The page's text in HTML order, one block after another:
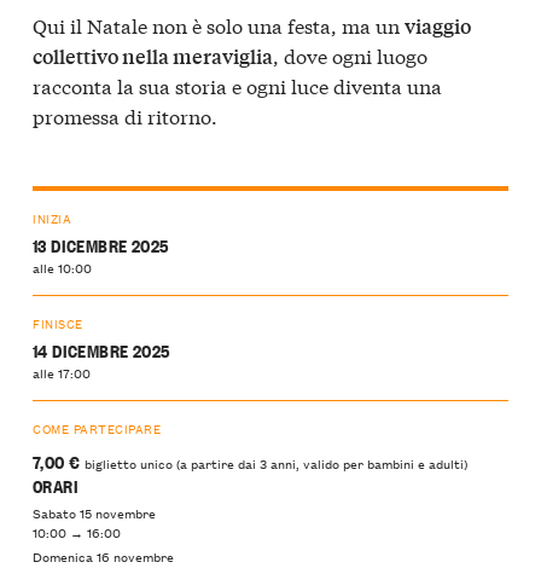
Qui il Natale non è solo una festa, ma un viaggio
collettivo nella meraviglia, dove ogni luogo
racconta la sua storia e ogni luce diventa una
promessa di ritorno.
INIZIA
13 DICEMBRE 2025
alle 10:00
FINISCE
14 DICEMBRE 2025
alle 17:00
COME PARTECIPARE
7,00 € biglietto unico (a partire dai 3 anni, valido per bambini e adulti)
ORARI
Sabato 15 novembre
10:00 → 16:00
Domenica 16 novembre